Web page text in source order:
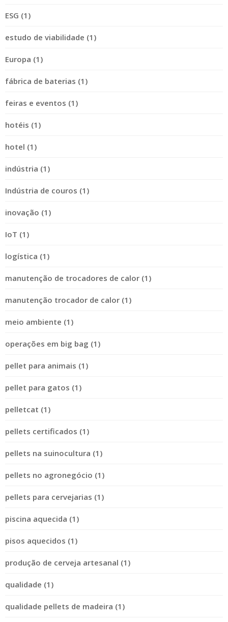
ESG (1)
estudo de viabilidade (1)
Europa (1)
fábrica de baterias (1)
feiras e eventos (1)
hotéis (1)
hotel (1)
indústria (1)
Indústria de couros (1)
inovação (1)
IoT (1)
logística (1)
manutenção de trocadores de calor (1)
manutenção trocador de calor (1)
meio ambiente (1)
operações em big bag (1)
pellet para animais (1)
pellet para gatos (1)
pelletcat (1)
pellets certificados (1)
pellets na suinocultura (1)
pellets no agronegócio (1)
pellets para cervejarias (1)
piscina aquecida (1)
pisos aquecidos (1)
produção de cerveja artesanal (1)
qualidade (1)
qualidade pellets de madeira (1)